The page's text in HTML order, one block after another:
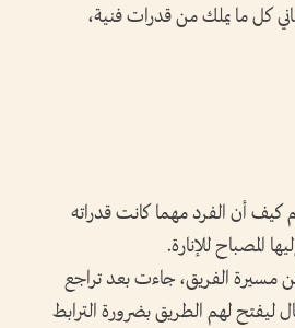
فيها الإسباني كل ما يملك من قدرات فنية،
كيف أن الفرد مهما كانت قدراته
المصباح للإنارة.
مسيرة الفريق، جاءت بعد تراجع
ليفتح لهم الطريق بضرورة الترابط